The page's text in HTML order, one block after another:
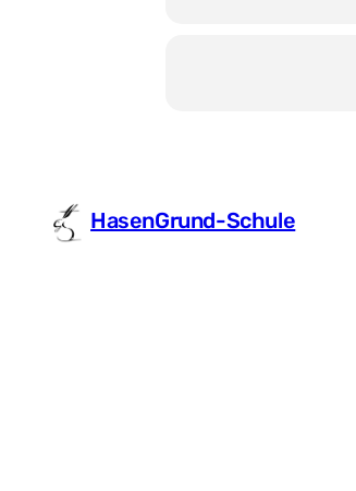
HasenGrund-Schule